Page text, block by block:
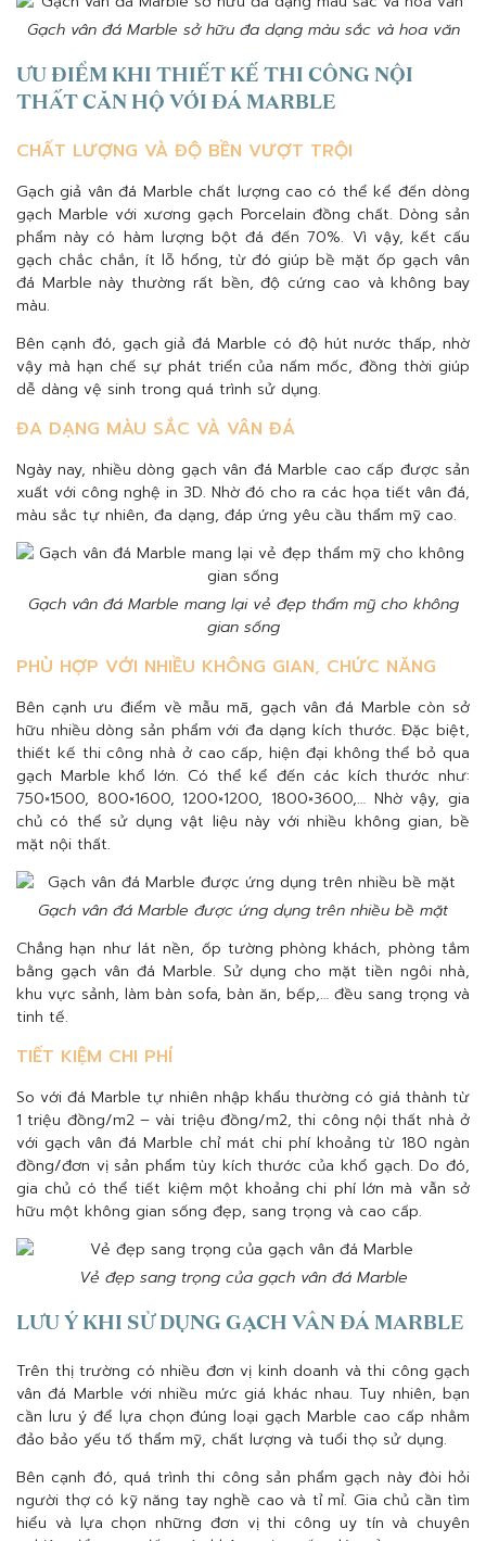
Gạch vân đá Marble sở hữu đa dạng màu sắc và hoa văn
ƯU ĐIỂM KHI THIẾT KẾ THI CÔNG NỘI
THẤT CĂN HỘ VỚI ĐÁ MARBLE
CHẤT LƯỢNG VÀ ĐỘ BỀN VƯỢT TRỘI
Gạch giả vân đá Marble chất lượng cao có thể kể đến dòng
gạch Marble với xương gạch Porcelain đồng chất. Dòng sản
phẩm này có hàm lượng bột đá đến 70%. Vì vậy, kết cấu
gạch chắc chắn, ít lỗ hổng, từ đó giúp bề mặt ốp gạch vân
đá Marble này thường rất bền, độ cứng cao và không bay
màu.
Bên cạnh đó, gạch giả đá Marble có độ hút nước thấp, nhờ
vậy mà hạn chế sự phát triển của nấm mốc, đồng thời giúp
dễ dàng vệ sinh trong quá trình sử dụng.
ĐA DẠNG MÀU SẮC VÀ VÂN ĐÁ
Ngày nay, nhiều dòng gạch vân đá Marble cao cấp được sản
xuất với công nghệ in 3D. Nhờ đó cho ra các họa tiết vân đá,
màu sắc tự nhiên, đa dạng, đáp ứng yêu cầu thẩm mỹ cao.
Gạch vân đá Marble mang lại vẻ đẹp thẩm mỹ cho không
gian sống
PHÙ HỢP VỚI NHIỀU KHÔNG GIAN, CHỨC NĂNG
Bên cạnh ưu điểm về mẫu mã, gạch vân đá Marble còn sở
hữu nhiều dòng sản phẩm với đa dạng kích thước. Đặc biệt,
thiết kế thi công nhà ở cao cấp, hiện đại không thể bỏ qua
gạch Marble khổ lớn. Có thể kể đến các kích thước như:
750×1500, 800×1600, 1200×1200, 1800×3600,… Nhờ vậy, gia
chủ có thể sử dụng vật liệu này với nhiều không gian, bề
mặt nội thất.
Gạch vân đá Marble được ứng dụng trên nhiều bề mặt
Chẳng hạn như lát nền, ốp tường phòng khách, phòng tắm
bằng gạch vân đá Marble. Sử dụng cho mặt tiền ngôi nhà,
khu vực sảnh, làm bàn sofa, bàn ăn, bếp,… đều sang trọng và
tinh tế.
TIẾT KIỆM CHI PHÍ
So với đá Marble tự nhiên nhập khẩu thường có giá thành từ
1 triệu đồng/m2 – vài triệu đồng/m2, thi công nội thất nhà ở
với gạch vân đá Marble chỉ mát chi phí khoảng từ 180 ngàn
đồng/đơn vị sản phẩm tùy kích thước của khổ gạch. Do đó,
gia chủ có thể tiết kiệm một khoảng chi phí lớn mà vẫn sở
hữu một không gian sống đẹp, sang trọng và cao cấp.
Vẻ đẹp sang trọng của gạch vân đá Marble
LƯU Ý KHI SỬ DỤNG GẠCH VÂN ĐÁ MARBLE
Trên thị trường có nhiều đơn vị kinh doanh và thi công gạch
vân đá Marble với nhiều mức giá khác nhau. Tuy nhiên, bạn
cần lưu ý để lựa chọn đúng loại gạch Marble cao cấp nhằm
đảo bảo yếu tố thẩm mỹ, chất lượng và tuổi thọ sử dụng.
Bên cạnh đó, quá trình thi công sản phẩm gạch này đòi hỏi
người thợ có kỹ năng tay nghề cao và tỉ mỉ. Gia chủ cần tìm
hiểu và lựa chọn những đơn vị thi công uy tín và chuyên